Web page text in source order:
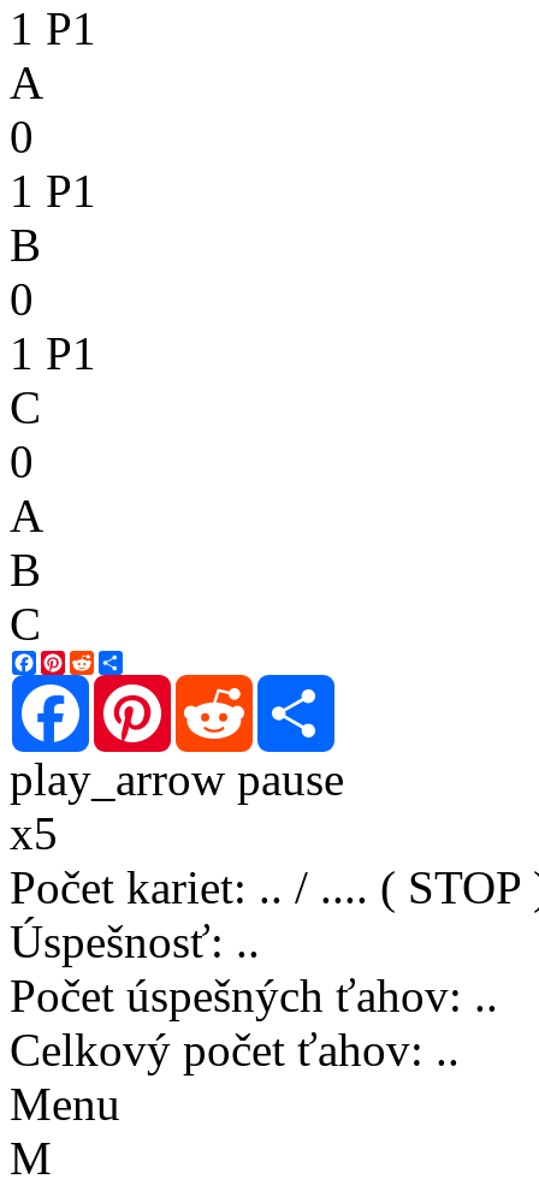
1 P1
A
0
1 P1
B
0
1 P1
C
0
A
B
C
Facebook
Pinterest
Reddit
Facebook
Pinterest Reddit
play_arrow pause
x5
Počet kariet: .. / .... ( STOP
Úspešnosť: ..
Počet úspešných ťahov: ..
Celkový počet ťahov: ..
Menu
M